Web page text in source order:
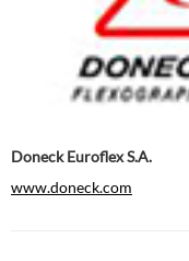
Doneck Euroflex S.A.
www.doneck.com